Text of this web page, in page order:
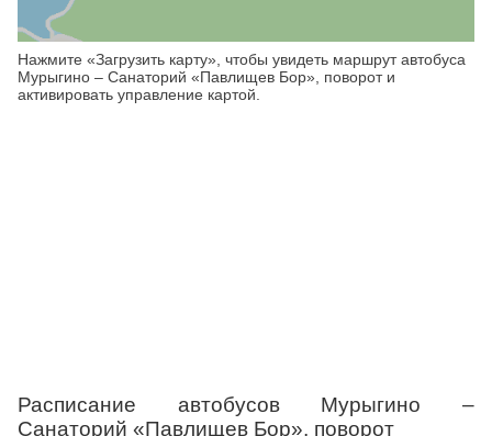
Нажмите «Загрузить карту», чтобы увидеть маршрут автобуса
Мурыгино – Санаторий «Павлищев Бор», поворот и
активировать управление картой.
Расписание автобусов Мурыгино –
Санаторий «Павлищев Бор», поворот